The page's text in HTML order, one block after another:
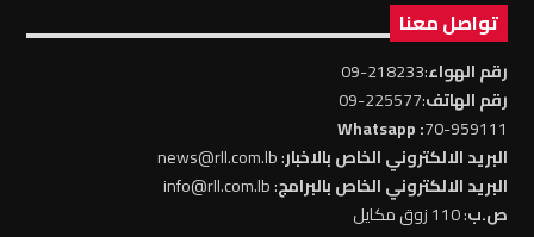
تواصل معنا
رقم الهواء:218233-09
رقم الهاتف:225577-09
70-959111
: Whatsapp
البريد الالكتروني الخاص بالاخبار: news@rll.com.lb
البريد الالكتروني الخاص بالبرامج: info@rll.com.lb
ص.ب: 110 زوق مكايل